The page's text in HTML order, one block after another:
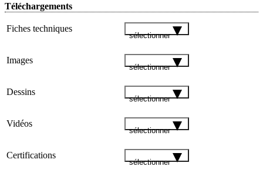
Téléchargements
Fiches techniques
sélectionner
Images
sélectionner
Dessins
sélectionner
Vidéos
sélectionner
Certifications
sélectionner